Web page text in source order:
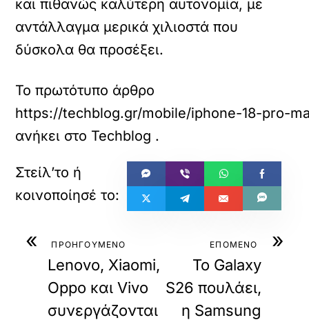
και πιθανώς καλύτερη αυτονομία, με
αντάλλαγμα μερικά χιλιοστά που
δύσκολα θα προσέξει.
Το πρωτότυπο άρθρο
https://techblog.gr/mobile/iphone-18-pro-
ανήκει στο Techblog .
« ΠΡΟΗΓΟΥΜΕΝΟ
Lenovo, Xiaomi,
Oppo και Vivo
συνεργάζονται
»
ΕΠΟΜΕΝΟ
Το Galaxy
S26 πουλάει,
η Samsung